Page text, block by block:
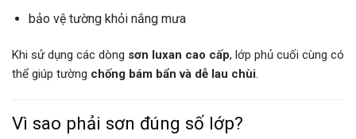
bảo vệ tường khỏi nắng mưa
Khi sử dụng các dòng sơn luxan cao cấp, lớp phủ cuối cùng có
thể giúp tường chống bám bẩn và dễ lau chùi.
Vì sao phải sơn đúng số lớp?